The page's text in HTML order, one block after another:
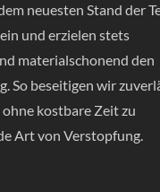
neuesten Stand der
und erzielen stets
materialschonend den
So beseitigen wir
kostbare Zeit zu
Art von Verstopfung.